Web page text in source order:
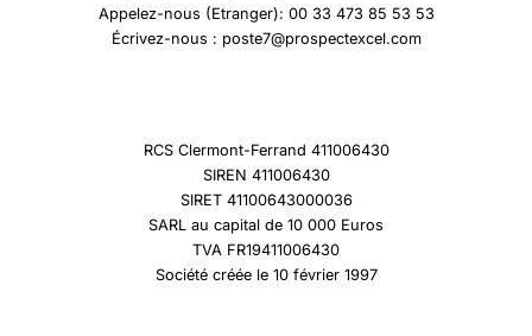
Appelez-nous (Etranger): 00 33 473 85 53 53
Écrivez-nous : poste7@prospectexcel.com
RCS Clermont-Ferrand 411006430
SIREN 411006430
SIRET 41100643000036
SARL au capital de 10 000 Euros
TVA FR19411006430
Société créée le 10 février 1997